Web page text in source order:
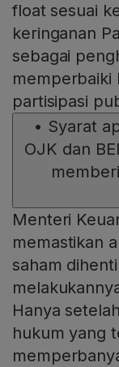
float sesuai
keringanan
sebagai
memperbaiki
partisipasi
• Syarat
OJK dan
Menteri
memastikan
saham
Hanya
hukum yang